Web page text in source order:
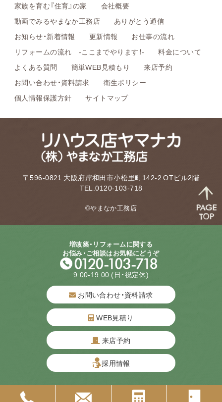
家族を育む『住育』の家
会社概要
動画でみるやまなか工務店
ありがとう通信
お知らせ・新着情報
更新情報
お仕事の流れ
リフォームの流れ -ここまでやります！-
料金について
よくある質問
簡単WEB見積もり
来店予約
お問い合わせ・資料請求
衛生ポリシー
個人情報保護方針
サイトマップ
〒596-0821 大阪府岸和田市小松里町142-2 OTビル2階
TEL.0120-103-718
©やまなか工務店
増改築・リフォームに関する
お悩み・ご相談はお気軽にどうぞ
9:00-19:00 (日・祝定休)
お問い合わせ・資料請求
WEB見積り
来店予約
採用情報